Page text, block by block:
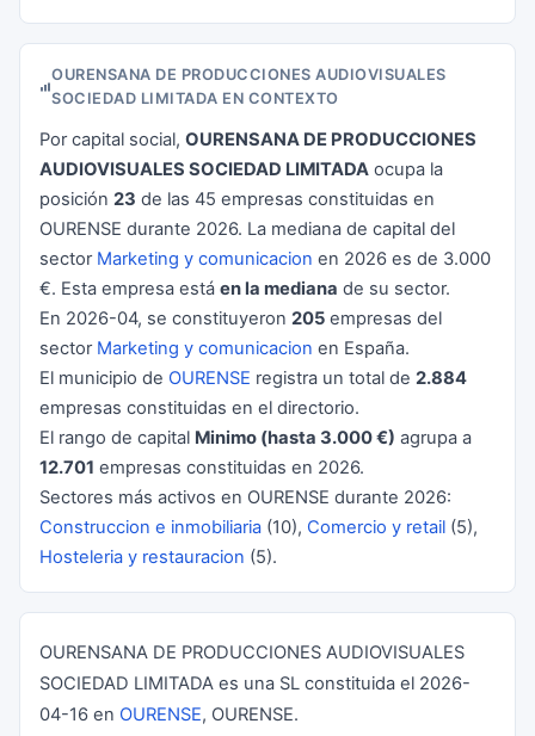
OURENSANA DE PRODUCCIONES AUDIOVISUALES
SOCIEDAD LIMITADA EN CONTEXTO
Por capital social, OURENSANA DE PRODUCCIONES
AUDIOVISUALES SOCIEDAD LIMITADA ocupa la
posición 23 de las 45 empresas constituidas en
OURENSE durante 2026. La mediana de capital del
sector Marketing y comunicacion en 2026 es de 3.000
€. Esta empresa está en la mediana de su sector.
En 2026-04, se constituyeron 205 empresas del
sector Marketing y comunicacion en España.
El municipio de OURENSE registra un total de 2.884
empresas constituidas en el directorio.
El rango de capital Minimo (hasta 3.000 €) agrupa a
12.701 empresas constituidas en 2026.
Sectores más activos en OURENSE durante 2026:
Construccion e inmobiliaria (10), Comercio y retail (5),
Hosteleria y restauracion (5).
OURENSANA DE PRODUCCIONES AUDIOVISUALES
SOCIEDAD LIMITADA es una SL constituida el 2026-
04-16 en OURENSE, OURENSE.